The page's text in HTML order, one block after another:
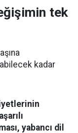
tek
kadar
yabancı dil